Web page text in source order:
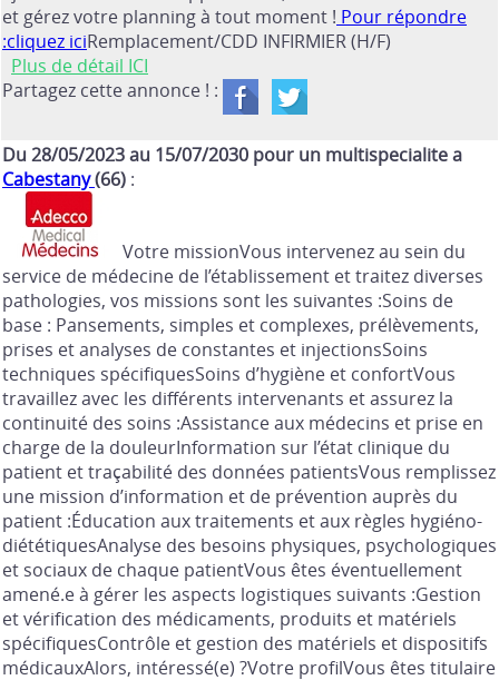
et gérez votre planning à tout moment ! Pour répondre
:cliquez iciRemplacement/CDD INFIRMIER (H/F)
Plus de détail ICI
Partagez cette annonce ! :
Du 28/05/2023 au 15/07/2030 pour un multispecialite a
Cabestany(66) :
Votre missionVous intervenez au sein du
service de médecine de l’établissement et traitez diverses
pathologies, vos missions sont les suivantes :Soins de
base : Pansements, simples et complexes, prélèvements,
prises et analyses de constantes et injectionsSoins
techniques spécifiquesSoins d’hygiène et confortVous
travaillez avec les différents intervenants et assurez la
continuité des soins :Assistance aux médecins et prise en
charge de la douleurInformation sur l’état clinique du
patient et traçabilité des données patientsVous remplissez
une mission d’information et de prévention auprès du
patient :Éducation aux traitements et aux règles hygiéno-
diététiquesAnalyse des besoins physiques, psychologiques
et sociaux de chaque patientVous êtes éventuellement
amené.e à gérer les aspects logistiques suivants :Gestion
et vérification des médicaments, produits et matériels
spécifiquesContrôle et gestion des matériels et dispositifs
médicauxAlors, intéressé(e) ?Votre profilVous êtes titulaire